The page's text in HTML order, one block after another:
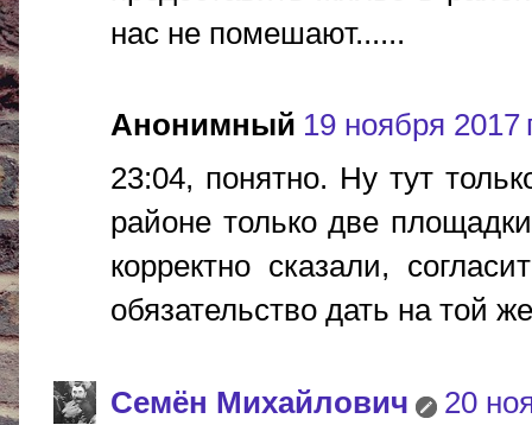
нас не помешают......
Анонимный 19 ноября 2017
23:04, понятно. Ну тут
районе только две
корректно сказали,
обязательство дать на той
Cемён Михайлович
20